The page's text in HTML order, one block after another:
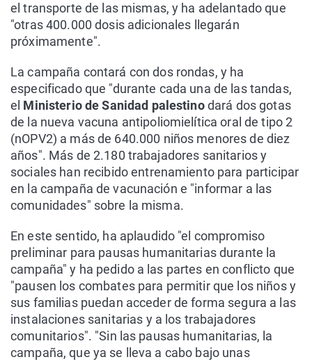
el transporte de las mismas, y ha adelantado que
"otras 400.000 dosis adicionales llegarán
próximamente".
La campaña contará con dos rondas, y ha
especificado que "durante cada una de las tandas,
el Ministerio de Sanidad palestinodará dos gotas
de la nueva vacuna antipoliomielítica oral de tipo 2
(nOPV2) a más de 640.000 niños menores de diez
años". Más de 2.180 trabajadores sanitarios y
sociales han recibido entrenamiento para participar
en la campaña de vacunación e "informar a las
comunidades" sobre la misma.
En este sentido, ha aplaudido "el compromiso
preliminar para pausas humanitarias durante la
campaña" y ha pedido a las partes en conflicto que
"pausen los combates para permitir que los niños y
sus familias puedan acceder de forma segura a las
instalaciones sanitarias y a los trabajadores
comunitarios". "Sin las pausas humanitarias, la
campaña, que ya se lleva a cabo bajo unas